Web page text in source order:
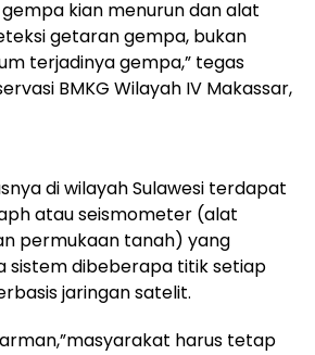
kian menurun dan alat
getaran gempa, bukan
terjadinya gempa,” tegas
BMKG Wilayah IV Makassar,
di wilayah Sulawesi terdapat
atau seismometer (alat
permukaan tanah) yang
sistem dibeberapa titik setiap
jaringan satelit.
harus tetap